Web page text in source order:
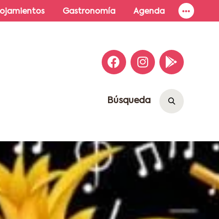
Gastronomía Agenda
Búsqueda